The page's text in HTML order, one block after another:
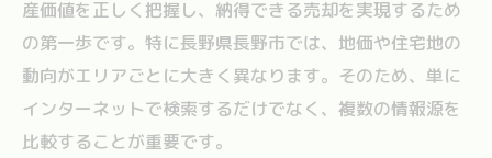
家売却時に見るべき長野市の地価推移のポ
イント
家売却タイミングを左右する地価動向の見
極め方
産価値を正しく把握し、納得できる売却を実現するため
の第一歩です。特に長野県長野市では、地価や住宅地の
動向がエリアごとに大きく異なります。そのため、単に
インターネットで検索するだけでなく、複数の情報源を
比較することが重要です。